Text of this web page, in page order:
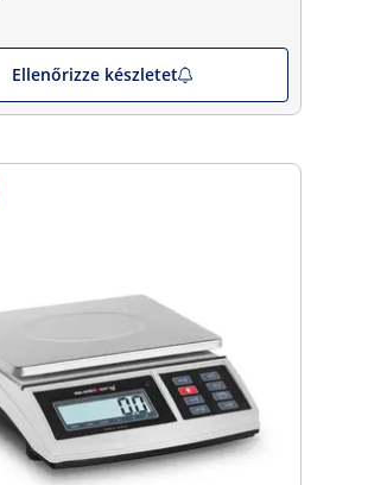
Ellenőrizze készletet